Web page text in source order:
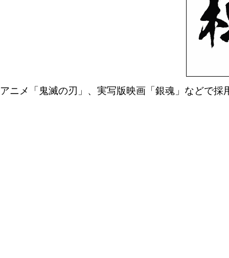
アニメ「鬼滅の刃」、実写版映画「銀魂」などで